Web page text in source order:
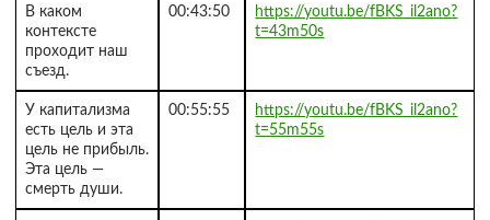
В каком
контексте
проходит наш
съезд.
00:43:50
https://youtu.be/fBKS_il2ano?
t=43m50s
У капитализма
есть цель и эта
цель не прибыль.
Эта цель —
смерть души.
00:55:55
https://youtu.be/fBKS_il2ano?
t=55m55s